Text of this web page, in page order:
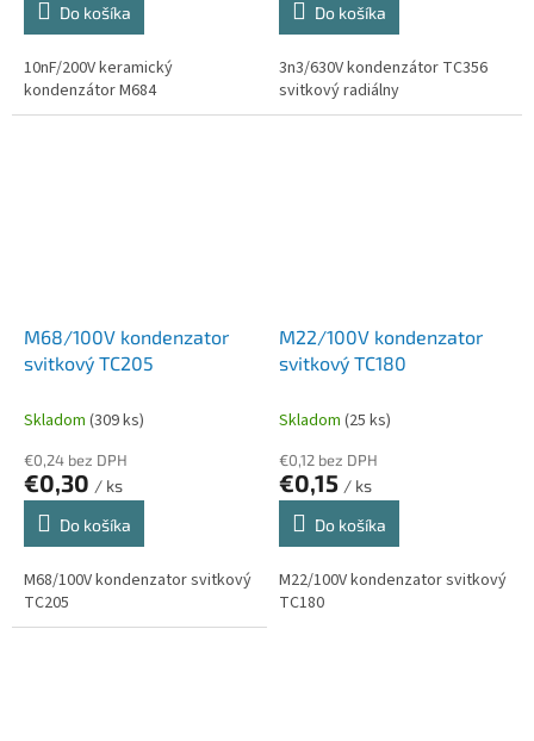
Do košíka
10nF/200V keramický
kondenzátor M684
Do košíka
3n3/630V kondenzátor TC356
svitkový radiálny
M68/100V kondenzator
svitkový TC205
Skladom (309 ks)
€0,24 bez DPH
€0,30 / ks
Do košíka
M68/100V kondenzator svitkový
TC205
M22/100V kondenzator
svitkový TC180
Skladom (25 ks)
€0,12 bez DPH
€0,15 / ks
Do košíka
M22/100V kondenzator svitkový
TC180